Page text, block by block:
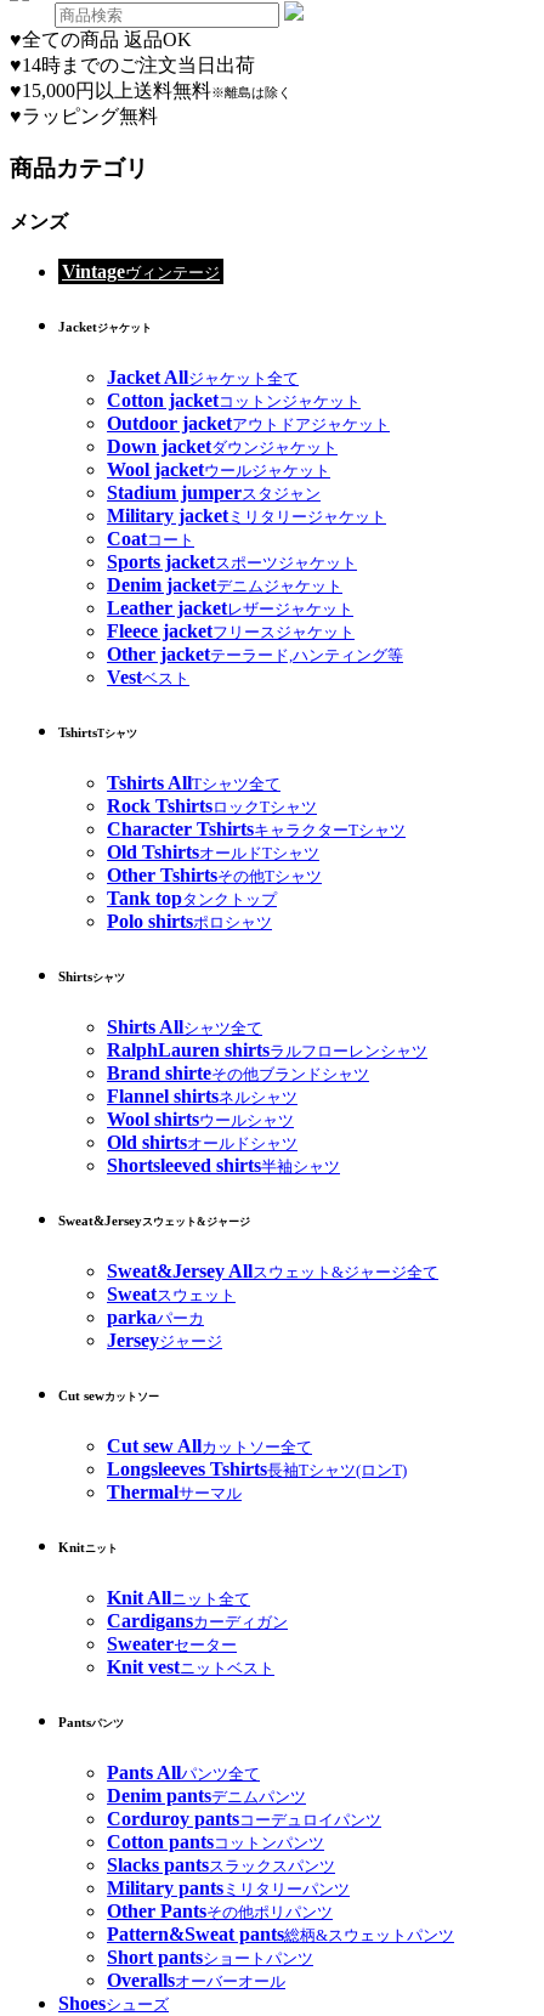
♥全ての商品 返品OK
♥14時までのご注文当日出荷
♥15,000円以上送料無料※離島は除く
♥ラッピング無料
商品カテゴリ
メンズ
Vintageヴィンテージ
Jacketジャケット
Jacket Allジャケット全て
Cotton jacketコットンジャケット
Outdoor jacketアウトドアジャケット
Down jacketダウンジャケット
Wool jacketウールジャケット
Stadium jumperスタジャン
Military jacketミリタリージャケット
Coatコート
Sports jacketスポーツジャケット
Denim jacketデニムジャケット
Leather jacketレザージャケット
Fleece jacketフリースジャケット
Other jacketテーラード,ハンティング等
Vestベスト
TshirtsTシャツ
Tshirts AllTシャツ全て
Rock TshirtsロックTシャツ
Character TshirtsキャラクターTシャツ
Old TshirtsオールドTシャツ
Other Tshirtsその他Tシャツ
Tank topタンクトップ
Polo shirtsポロシャツ
Shirtsシャツ
Shirts Allシャツ全て
RalphLauren shirtsラルフローレンシャツ
Brand shirteその他ブランドシャツ
Flannel shirtsネルシャツ
Wool shirtsウールシャツ
Old shirtsオールドシャツ
Shortsleeved shirts半袖シャツ
Sweat&Jerseyスウェット&ジャージ
Sweat&Jersey Allスウェット&ジャージ全て
Sweatスウェット
parkaパーカ
Jerseyジャージ
Cut sewカットソー
Cut sew Allカットソー全て
Longsleeves Tshirts長袖Tシャツ(ロンT)
Thermalサーマル
Knitニット
Knit Allニット全て
Cardigansカーディガン
Sweaterセーター
Knit vestニットベスト
Pantsパンツ
Pants Allパンツ全て
Denim pantsデニムパンツ
Corduroy pantsコーデュロイパンツ
Cotton pantsコットンパンツ
Slacks pantsスラックスパンツ
Military pants ミリタリーパンツ
Other Pantsその他ポリパンツ
Pattern&Sweat pants総柄&スウェットパンツ
Short pantsショートパンツ
Overallsオーバーオール
Shoesシューズ